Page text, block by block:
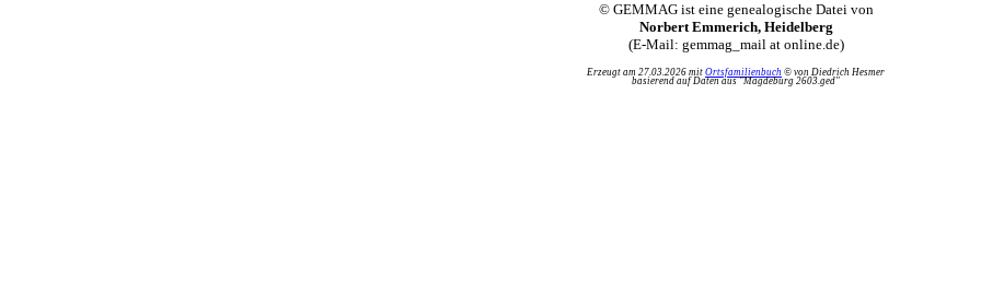
© GEMMAG ist eine genealogische Datei von
Norbert Emmerich, Heidelberg
(E-Mail: gemmag_mail at online.de)
Erzeugt am 27.03.2026 mit Ortsfamilienbuch © von Diedrich Hesmer
basierend auf Daten aus "Magdeburg 2603.ged"